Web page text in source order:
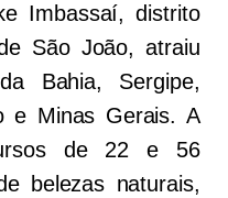
Imbassaí, distrito
São João, atraiu
Bahia, Sergipe,
e Minas Gerais. A
de 22 e 56
belezas naturais,